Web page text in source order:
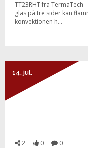
TT23RHT fra
glas på tre sider kan
konvektionen h...
14. jul.
2 0 0